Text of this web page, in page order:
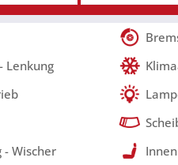
Lenkung
- Wischer